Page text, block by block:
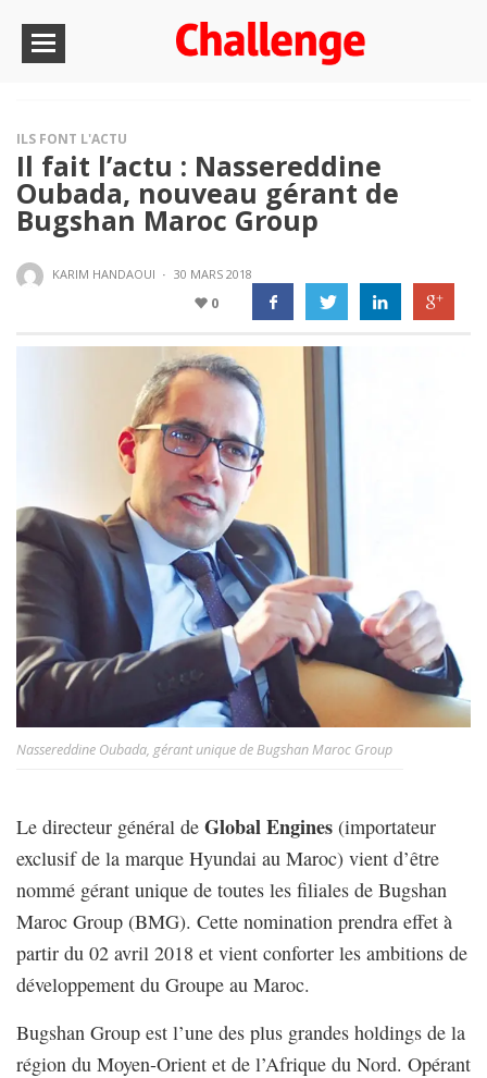
ILS FONT L'ACTU
Il fait l’actu : Nassereddine
Oubada, nouveau gérant de
Bugshan Maroc Group
KARIM HANDAOUI · 30 MARS 2018
0
Nassereddine Oubada, gérant unique de Bugshan Maroc Group
Le directeur général de Global Engines (importateur
exclusif de la marque Hyundai au Maroc) vient d’être
nommé gérant unique de toutes les filiales de Bugshan
Maroc Group (BMG). Cette nomination prendra effet à
partir du 02 avril 2018 et vient conforter les ambitions de
développement du Groupe au Maroc.
Bugshan Group est l’une des plus grandes holdings de la
région du Moyen-Orient et de l’Afrique du Nord. Opérant